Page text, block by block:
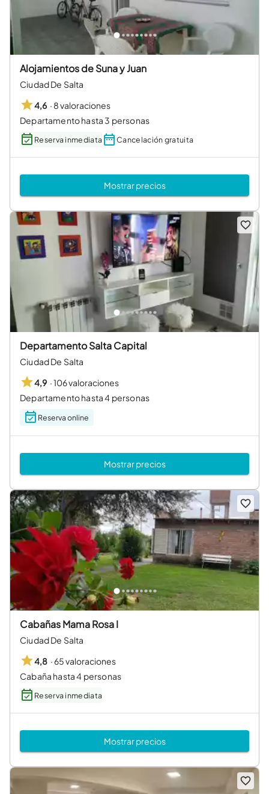
Alojamientos de Suna y Juan
Ciudad De Salta
4,6 · 8 valoraciones
Departamento hasta 3 personas
Reserva inmediata Cancelación gratuita
Mostrar precios
Departamento Salta Capital
Ciudad De Salta
4,9 ·106 valoraciones
Departamento hasta 4 personas
Reserva online
Mostrar precios
Cabañas Mama Rosa I
Ciudad De Salta
4,8 ·65 valoraciones
Cabaña hasta 4 personas
Reserva inmediata
Mostrar precios